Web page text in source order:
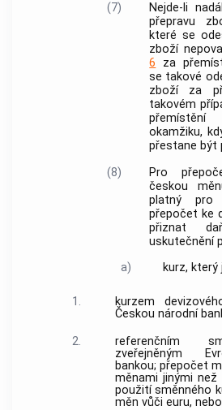
(7)
Nejde-li
přepravu
které se
zboží
6 za
se takové
zboží za
takovém
přemístění
okamžiku,
přestane být
(8)
Pro
českou
platný pro
přepočet ke
přiznat
uskutečnění
a)
kurz, který
1.
kurzem
Českou národní
2.
referenčním
zveřejněným
bankou; přepočet
měnami jinými
použití směnného
měn vůči euru, nebo